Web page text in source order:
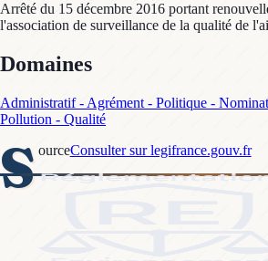
Arrêté du 15 décembre 2016 portant
l'association de surveillance de la qualité de
Domaines
Administratif - Agrément - Politique -
Pollution - Qualité
S ourceConsulter sur legifrance.gouv.fr